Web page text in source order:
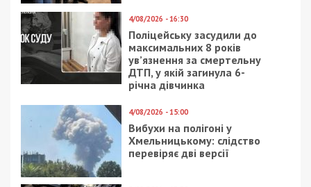
4/08/2026 - 16:30
Поліцейську засудили до
максимальних 8 років
ув’язнення за смертельну
ДТП, у якій загинула 6-
річна дівчинка
4/08/2026 - 15:00
Вибухи на полігоні у
Хмельницькому: слідство
перевіряє дві версії